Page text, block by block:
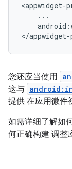
    ...
</
您还应当使用
这与
提供 在应用微件
如需详细了解如
何正确构建 调整